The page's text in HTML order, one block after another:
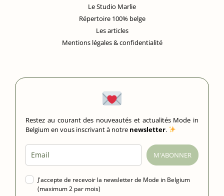
Le Studio Marlie
Répertoire 100% belge
Les articles
Mentions légales & confidentialité
Restez au courant des nouveautés et actualités Mode in
Belgium en vous inscrivant à notre newsletter.
M'ABONNER
J'accepte de recevoir la newsletter de Mode in Belgium
(maximum 2 par mois)